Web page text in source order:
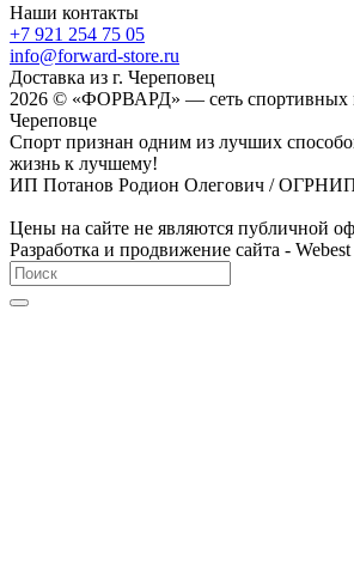
Наши контакты
+7 921 254 75 05
info@forward-store.ru
Доставка из г. Череповец
2026 © «ФОРВАРД» — сеть спортивных
Череповце
Спорт признан одним из лучших
жизнь к лучшему!
ИП Потанов Родион Олегович / ОГРНИП
Цены на сайте не являются публичной
Разработка и продвижение сайта - Webest